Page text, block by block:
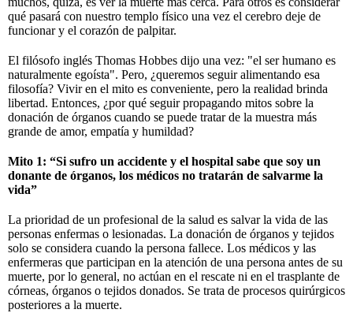
qué pasará con nuestro templo físico una vez el cerebro deje de
funcionar y el corazón de palpitar.
El filósofo inglés Thomas Hobbes dijo una vez: "el ser humano es
naturalmente egoísta". Pero, ¿queremos seguir alimentando esa
filosofía? Vivir en el mito es conveniente, pero la realidad brinda
libertad. Entonces, ¿por qué seguir propagando mitos sobre la
donación de órganos cuando se puede tratar de la muestra más
grande de amor, empatía y humildad?
Mito 1: “Si sufro un accidente y el hospital sabe que soy un
donante de órganos, los médicos no tratarán de salvarme la
vida”
La prioridad de un profesional de la salud es salvar la vida de las
personas enfermas o lesionadas. La donación de órganos y tejidos
solo se considera cuando la persona fallece. Los médicos y las
enfermeras que participan en la atención de una persona antes de su
muerte, por lo general, no actúan en el rescate ni en el trasplante de
córneas, órganos o tejidos donados. Se trata de procesos quirúrgicos
posteriores a la muerte.